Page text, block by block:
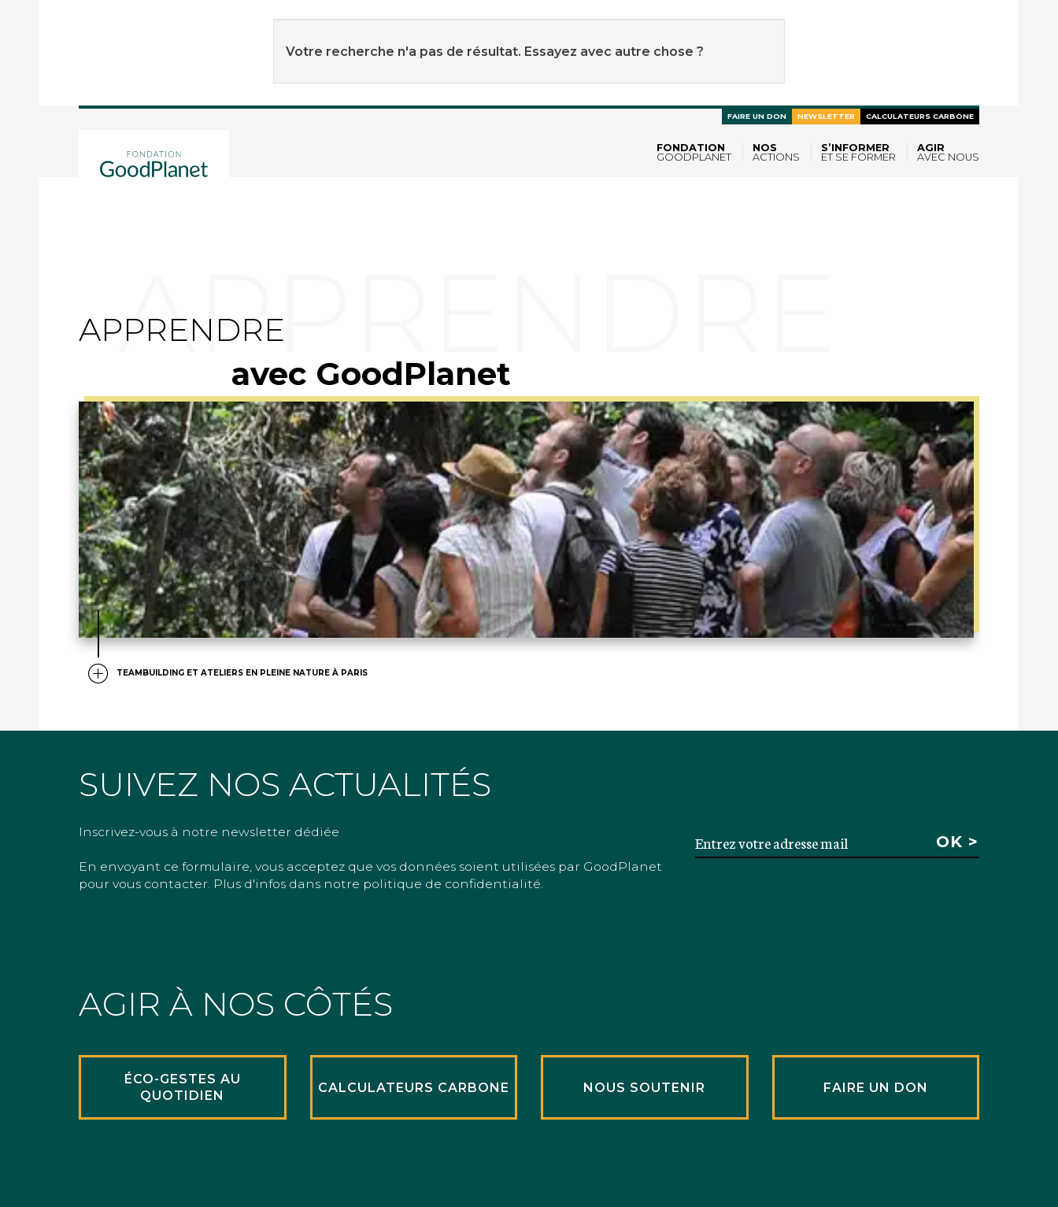
FONDATION
GOODPLANET
NOS
ACTIONS
S’INFORMER
ET SE FORMER
AGIR
AVEC NOUS
FAIRE UN DON NEWSLETTER CALCULATEURS CARBONE
Votre recherche n'a pas de résultat. Essayez avec autre chose ?
APPRENDRE
avec GoodPlanet
TEAMBUILDING ET ATELIERS EN PLEINE NATURE À PARIS
SUIVEZ NOS ACTUALITÉS
Inscrivez-vous à notre newsletter dédiée
En envoyant ce formulaire, vous acceptez que vos données soient utilisées par GoodPlanet
pour vous contacter. Plus d'infos dans notre politique de confidentialité.
AGIR À NOS CÔTÉS
ÉCO-GESTES AU
QUOTIDIEN
CALCULATEURS CARBONE NOUS SOUTENIR FAIRE UN DON